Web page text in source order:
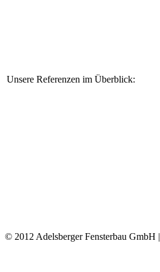
Unsere Referenzen im Überblick:
© 2012 Adelsberger Fensterbau GmbH |